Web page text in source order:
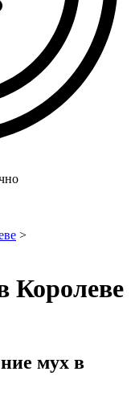
>
Королеве
мух в